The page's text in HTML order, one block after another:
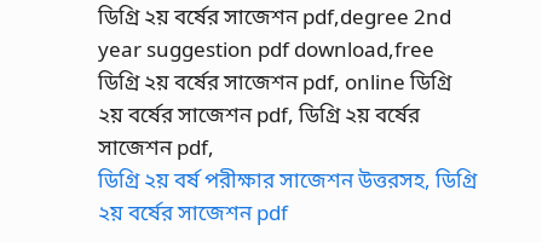
ডিগ্রি ২য় বর্ষ পরীক্ষার সাজেশন উত্তরসহ, ডিগ্রি
২য় বর্ষের সাজেশন pdf